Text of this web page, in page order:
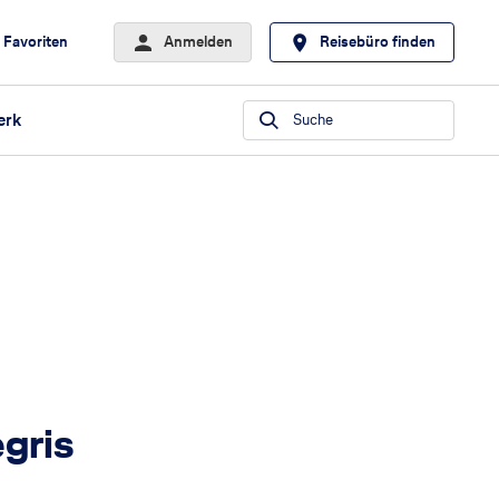
Favoriten Anmelden Reisebüro finden
Suche